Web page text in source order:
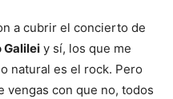
a cubrir el concierto de
Galilei y sí, los que me
natural es el rock. Pero
vengas con que no, todos